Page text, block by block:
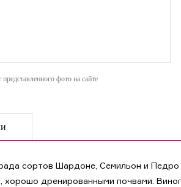
фото на сайте
сортов Шардоне, Семильон и
хорошо дренированными почвами.